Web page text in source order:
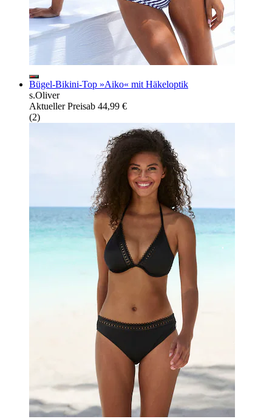
Bügel-Bikini-Top »Aiko« mit Häkeloptik
s.Oliver
Aktueller Preisab 44,99 €
(2)